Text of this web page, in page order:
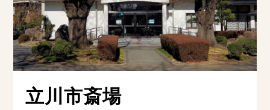
立川市斎場